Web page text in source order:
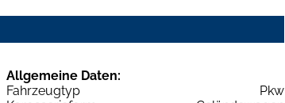
Allgemeine Daten:
Fahrzeugtyp
Pkw